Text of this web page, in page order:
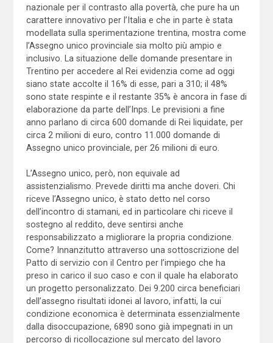
nazionale per il contrasto alla povertà, che pure ha un
carattere innovativo per l’Italia e che in parte è stata
modellata sulla sperimentazione trentina, mostra come
l’Assegno unico provinciale sia molto più ampio e
inclusivo. La situazione delle domande presentare in
Trentino per accedere al Rei evidenzia come ad oggi
siano state accolte il 16% di esse, pari a 310; il 48%
sono state respinte e il restante 35% è ancora in fase di
elaborazione da parte dell’Inps. Le previsioni a fine
anno parlano di circa 600 domande di Rei liquidate, per
circa 2 milioni di euro, contro 11.000 domande di
Assegno unico provinciale, per 26 milioni di euro.
L’Assegno unico, però, non equivale ad
assistenzialismo. Prevede diritti ma anche doveri. Chi
riceve l’Assegno unico, è stato detto nel corso
dell’incontro di stamani, ed in particolare chi riceve il
sostegno al reddito, deve sentirsi anche
responsabilizzato a migliorare la propria condizione.
Come? Innanzitutto attraverso una sottoscrizione del
Patto di servizio con il Centro per l’impiego che ha
preso in carico il suo caso e con il quale ha elaborato
un progetto personalizzato. Dei 9.200 circa beneficiari
dell’assegno risultati idonei al lavoro, infatti, la cui
condizione economica è determinata essenzialmente
dalla disoccupazione, 6890 sono già impegnati in un
percorso di ricollocazione sul mercato del lavoro